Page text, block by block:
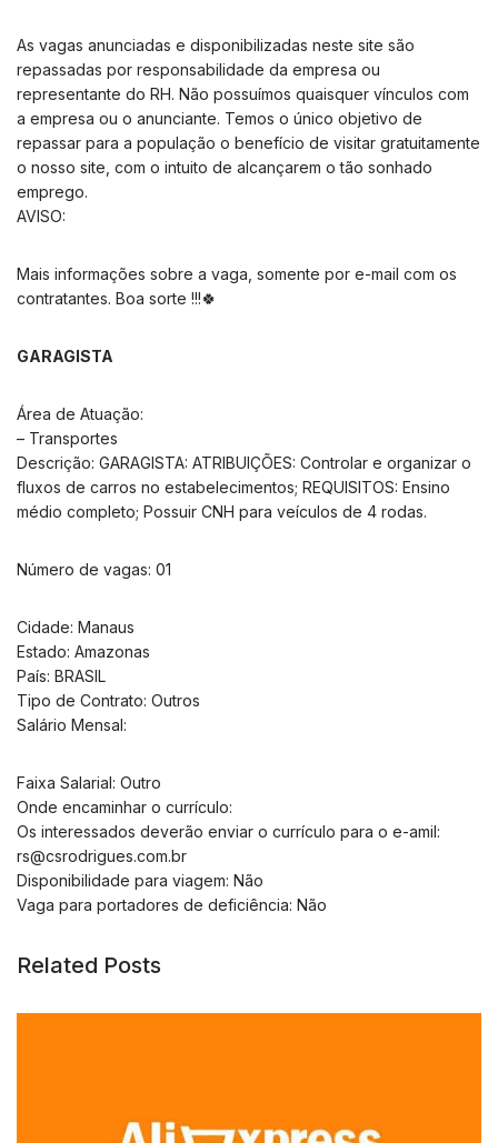
As vagas anunciadas e disponibilizadas neste site são
repassadas por responsabilidade da empresa ou
representante do RH. Não possuímos quaisquer vínculos com
a empresa ou o anunciante. Temos o único objetivo de
repassar para a população o benefício de visitar gratuitamente
o nosso site, com o intuito de alcançarem o tão sonhado
emprego.
AVISO:
Mais informações sobre a vaga, somente por e-mail com os
contratantes. Boa sorte !!!🍀
GARAGISTA
Área de Atuação:
– Transportes
Descrição: GARAGISTA: ATRIBUIÇÕES: Controlar e organizar o
fluxos de carros no estabelecimentos; REQUISITOS: Ensino
médio completo; Possuir CNH para veículos de 4 rodas.
Número de vagas: 01
Cidade: Manaus
Estado: Amazonas
País: BRASIL
Tipo de Contrato: Outros
Salário Mensal:
Faixa Salarial: Outro
Onde encaminhar o currículo:
Os interessados deverão enviar o currículo para o e-amil:
rs@csrodrigues.com.br
Disponibilidade para viagem: Não
Vaga para portadores de deficiência: Não
Related Posts